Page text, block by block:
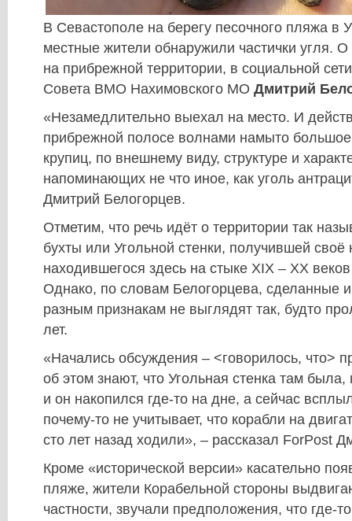
В Севастополе на берегу песочного пляжа в
местные жители обнаружили частички угля.
на прибрежной территории, в социальной
Совета ВМО Нахимовского МО Дмитрий
«Незамедлительно выехал на место. И
прибрежной полосе волнами намыто
крупиц, по внешнему виду, структуре и
напоминающих не что иное, как уголь
Дмитрий Белогорцев.
Отметим, что речь идёт о территории так
бухты или Угольной стенки, получившей своё
находившегося здесь на стыке XIX – XX
Однако, по словам Белогорцева, сделанные
разным признакам не выглядят так, будто
лет.
«Начались обсуждения – <говорилось, что>
об этом знают, что Угольная стенка там была,
и он накопился где-то на дне, а сейчас
почему-то не учитывает, что корабли на
сто лет назад ходили», – рассказал ForPost
Кроме «исторической версии» касательно
пляже, жители Корабельной стороны
частности, звучали предположения, что где-